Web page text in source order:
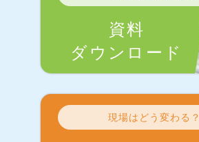
資料
ダウンロード
現場はどう変わる？